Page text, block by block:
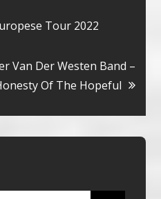
Tour 2022
Van Der Westen Band –
Of The Hopeful